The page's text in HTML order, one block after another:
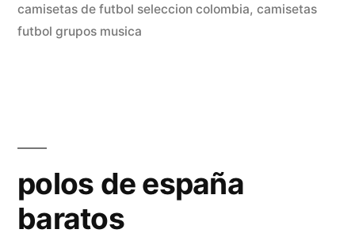
camisetas de futbol seleccion colombia, camisetas
futbol grupos musica
polos de españa
baratos